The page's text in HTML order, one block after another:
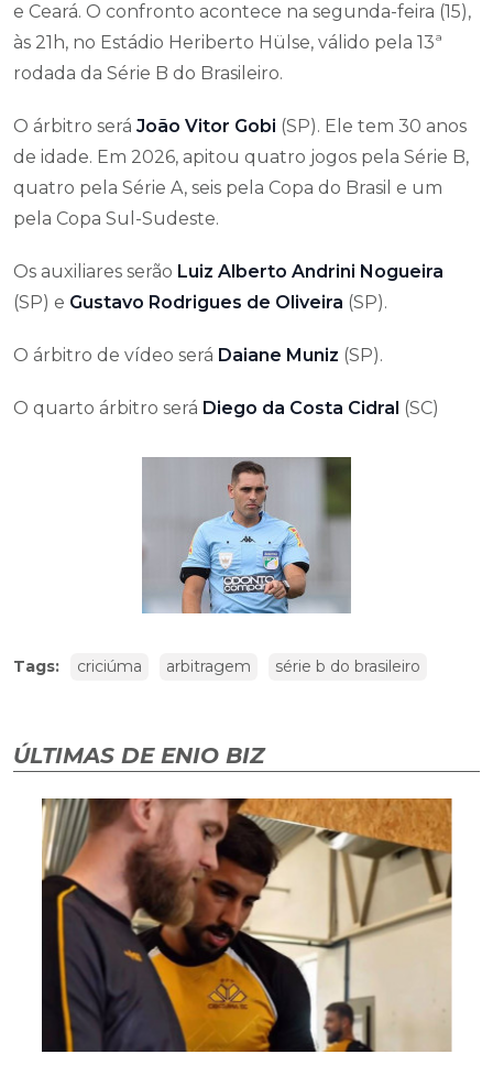
e Ceará. O confronto acontece na segunda-feira (15),
às 21h, no Estádio Heriberto Hülse, válido pela 13ª
rodada da Série B do Brasileiro.
O árbitro será João Vitor Gobi (SP). Ele tem 30 anos
de idade. Em 2026, apitou quatro jogos pela Série B,
quatro pela Série A, seis pela Copa do Brasil e um
pela Copa Sul-Sudeste.
Os auxiliares serão Luiz Alberto Andrini Nogueira
(SP) e Gustavo Rodrigues de Oliveira (SP).
O árbitro de vídeo será Daiane Muniz (SP).
O quarto árbitro será Diego da Costa Cidral (SC)
Tags: criciúma arbitragem série b do brasileiro
ÚLTIMAS DE ENIO BIZ